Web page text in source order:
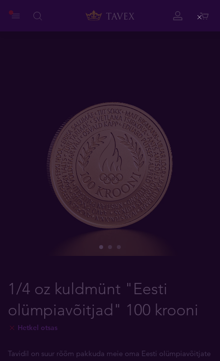
1/4 oz kuldmünt "Eesti
olümpiavõitjad" 100 krooni
Hetkel otsas
Tavidil on suur rõõm pakkuda meie oma Eesti olümpiavõitjate
Close